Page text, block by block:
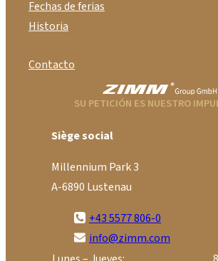
Fechas de ferias
Historia
Contacto
SU PETICIÓN ES NUESTRO
Siège social
Millennium Park 3
A-6890 Lustenau
+43 5577 806-0
info@zimm.com